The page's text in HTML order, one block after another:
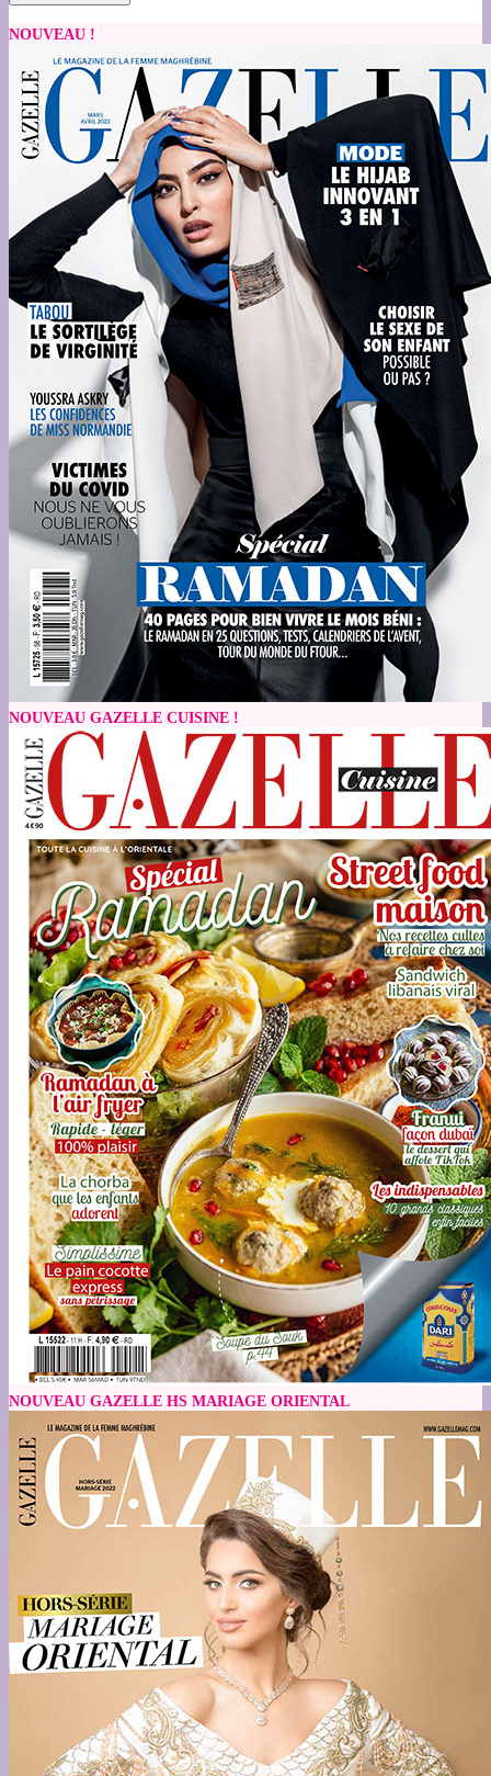
NOUVEAU !
NOUVEAU GAZELLE CUISINE !
NOUVEAU GAZELLE HS MARIAGE ORIENTAL